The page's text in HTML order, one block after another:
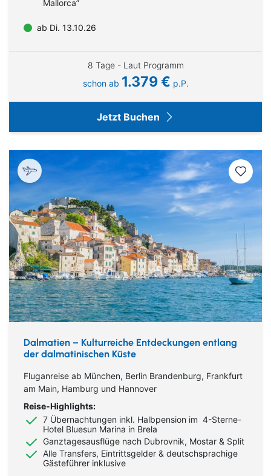
Mallorca”
ab Di. 13.10.26
8 Tage - Laut Programm
schon ab 1.379 € p.P.
Jetzt Buchen
Dalmatien – Kulturreiche Entdeckungen entlang
der dalmatinischen Küste
Fluganreise ab München, Berlin Brandenburg, Frankfurt
am Main, Hamburg und Hannover
Reise-Highlights:
7 Übernachtungen inkl. Halbpension im 4-Sterne-
Hotel Bluesun Marina in Brela
Ganztagesausflüge nach Dubrovnik, Mostar & Split
Alle Transfers, Eintrittsgelder & deutschsprachige
Gästeführer inklusive